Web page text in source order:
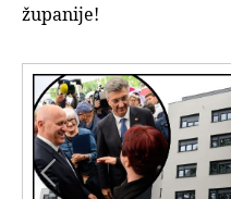
županije!
